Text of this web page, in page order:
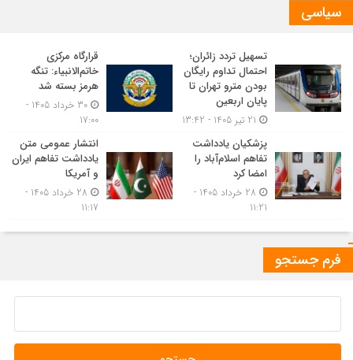
سیاسی
تسهیل تردد زائران؛
احتمال تداوم رایگان
بودن مترو تهران تا
پایان اربعین
قرارگاه مرکزی
خاتم‌الانبیاء: تنگه
هرمز بسته شد
30 خرداد 1405 -
17:00
پزشکیان یادداشت
تفاهم اسلام‌آباد را
امضا کرد
28 خرداد 1405 -
11:21
انتشار عمومی متن
یادداشت تفاهم ایران
و آمریکا
28 خرداد 1405 -
11:17
فرم جستجو